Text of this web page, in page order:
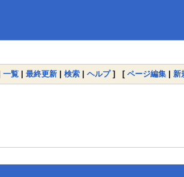
一覧 | 最終更新 | 検索 | ヘルプ] [ ページ編集 | 新